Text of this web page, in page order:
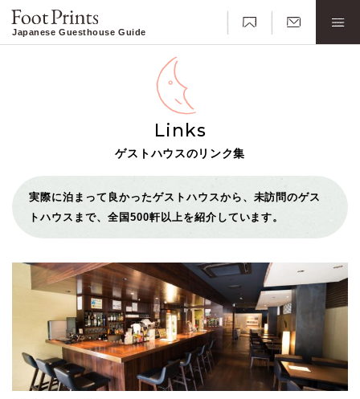
Japanese Guesthouse Guide
Links
ゲストハウスのリンク集
実際に泊まって良かったゲストハウスから、未訪問のゲス
トハウスまで、全国500軒以上を紹介しています。